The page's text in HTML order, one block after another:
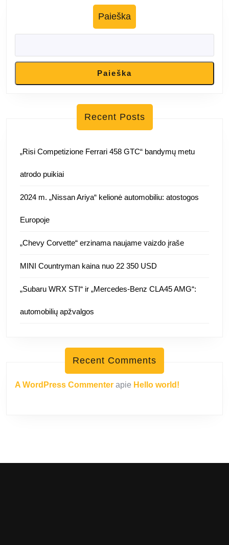
Paieška
Paieška
Recent Posts
„Risi Competizione Ferrari 458 GTC“ bandymų metu
atrodo puikiai
2024 m. „Nissan Ariya“ kelionė automobiliu: atostogos
Europoje
„Chevy Corvette“ erzinama naujame vaizdo įraše
MINI Countryman kaina nuo 22 350 USD
„Subaru WRX STI“ ir „Mercedes-Benz CLA45 AMG“:
automobilių apžvalgos
Recent Comments
A WordPress Commenter apie Hello world!